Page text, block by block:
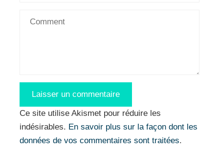
Ce site utilise Akismet pour réduire les
indésirables. En savoir plus sur la façon dont les
données de vos commentaires sont traitées.